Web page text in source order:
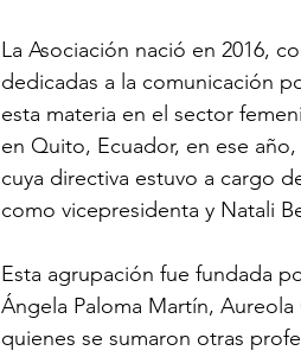
La Asociación nació en 2016,
dedicadas a la comunicación
esta materia en el sector
en Quito, Ecuador, en ese
cuya directiva estuvo a cargo
como vicepresidenta y Natali
Esta agrupación fue fundada
Ángela Paloma Martín, Aureola
quienes se sumaron otras